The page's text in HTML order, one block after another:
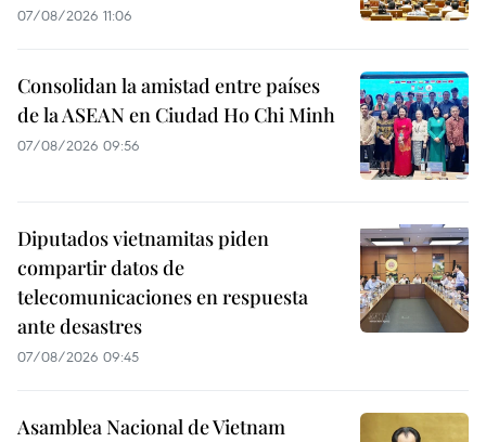
07/08/2026 11:06
Consolidan la amistad entre países
de la ASEAN en Ciudad Ho Chi Minh
07/08/2026 09:56
Diputados vietnamitas piden
compartir datos de
telecomunicaciones en respuesta
ante desastres
07/08/2026 09:45
Asamblea Nacional de Vietnam